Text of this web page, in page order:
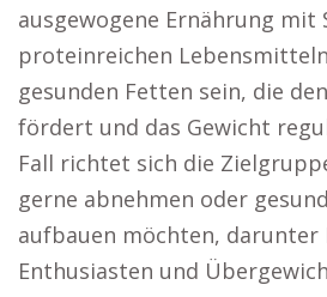
ausgewogene Ernährung mit
proteinreichen
gesunden Fetten sein, die
fördert und das Gewicht
Fall richtet sich die
gerne abnehmen oder
aufbauen möchten, darunter
Enthusiasten und